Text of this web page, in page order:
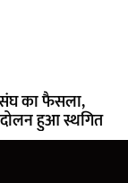
संघ का फैसला,
हुआ स्थगित